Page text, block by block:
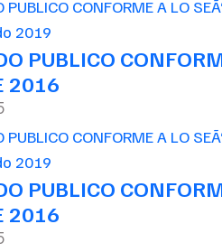
2019
PUBLICO
2016
2019
PUBLICO
2016